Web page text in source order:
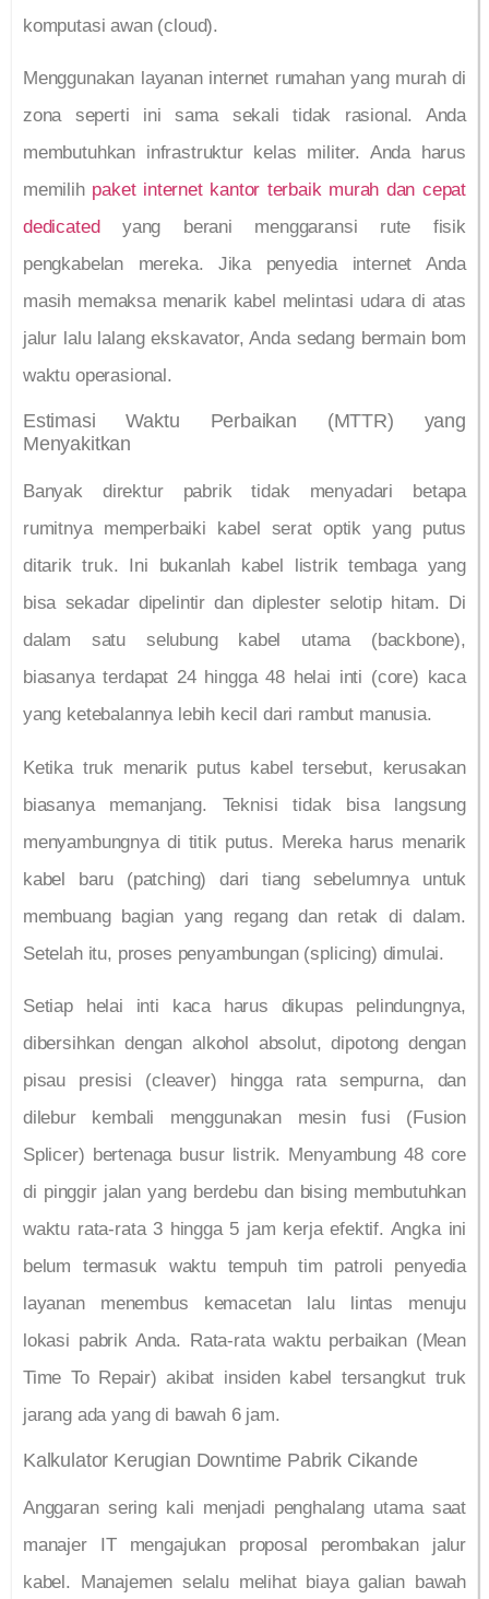
komputasi awan (cloud).
Menggunakan layanan internet rumahan yang murah di
zona seperti ini sama sekali tidak rasional. Anda
membutuhkan infrastruktur kelas militer. Anda harus
memilih paket internet kantor terbaik murah dan cepat
dedicatedyang berani menggaransi rute fisik
pengkabelan mereka. Jika penyedia internet Anda
masih memaksa menarik kabel melintasi udara di atas
jalur lalu lalang ekskavator, Anda sedang bermain bom
waktu operasional.
Estimasi Waktu Perbaikan (MTTR) yang
Menyakitkan
Banyak direktur pabrik tidak menyadari betapa
rumitnya memperbaiki kabel serat optik yang putus
ditarik truk. Ini bukanlah kabel listrik tembaga yang
bisa sekadar dipelintir dan diplester selotip hitam. Di
dalam satu selubung kabel utama (backbone),
biasanya terdapat 24 hingga 48 helai inti (core) kaca
yang ketebalannya lebih kecil dari rambut manusia.
Ketika truk menarik putus kabel tersebut, kerusakan
biasanya memanjang. Teknisi tidak bisa langsung
menyambungnya di titik putus. Mereka harus menarik
kabel baru (patching) dari tiang sebelumnya untuk
membuang bagian yang regang dan retak di dalam.
Setelah itu, proses penyambungan (splicing) dimulai.
Setiap helai inti kaca harus dikupas pelindungnya,
dibersihkan dengan alkohol absolut, dipotong dengan
pisau presisi (cleaver) hingga rata sempurna, dan
dilebur kembali menggunakan mesin fusi (Fusion
Splicer) bertenaga busur listrik. Menyambung 48 core
di pinggir jalan yang berdebu dan bising membutuhkan
waktu rata-rata 3 hingga 5 jam kerja efektif. Angka ini
belum termasuk waktu tempuh tim patroli penyedia
layanan menembus kemacetan lalu lintas menuju
lokasi pabrik Anda. Rata-rata waktu perbaikan (Mean
Time To Repair) akibat insiden kabel tersangkut truk
jarang ada yang di bawah 6 jam.
Kalkulator Kerugian Downtime Pabrik Cikande
Anggaran sering kali menjadi penghalang utama saat
manajer IT mengajukan proposal perombakan jalur
kabel. Manajemen selalu melihat biaya galian bawah